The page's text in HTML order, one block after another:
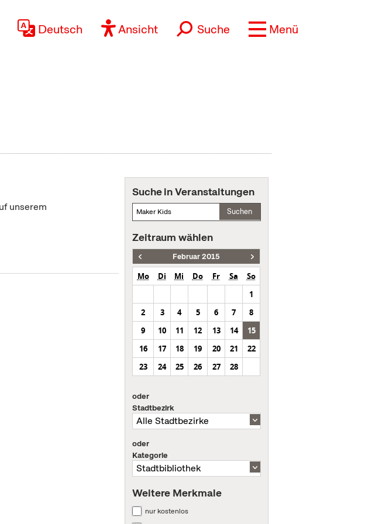
Deutsch Ansicht Suche Menü
unserem
Suche in Veranstaltungen
Suchen
Zeitraum wählen
Februar 2015
Mo Di Mi Do Fr Sa
So
1
2
3 4 5 6 7
8
9
10 11 12 13 14
15
16
17 18 19 20 21
22
23
24 25 26 27 28
oder
Stadtbezirk
oder
Kategorie
Weitere Merkmale
nur kostenlos